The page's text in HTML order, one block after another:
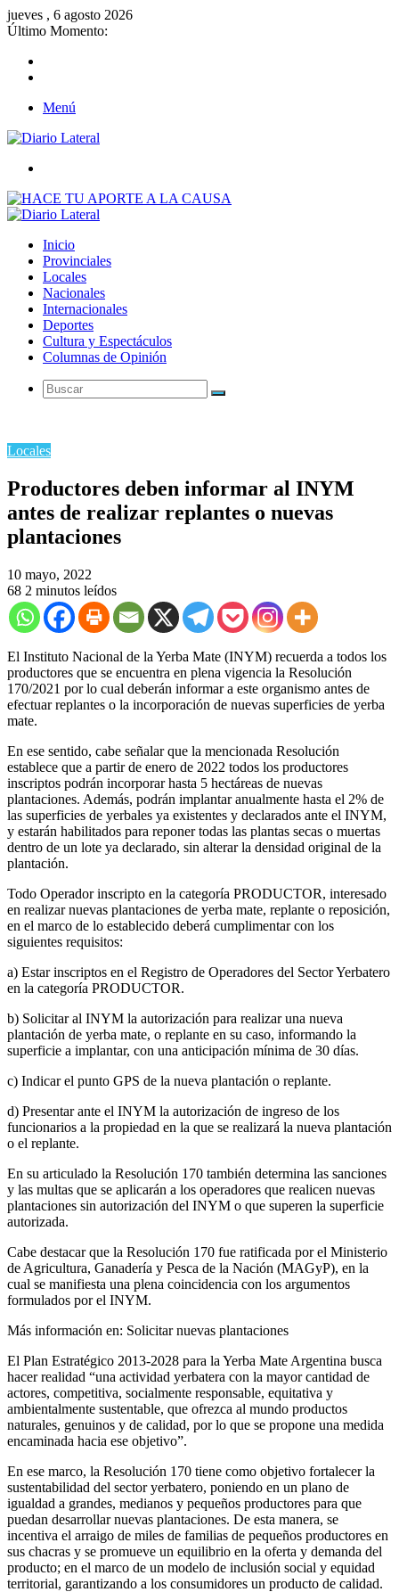
jueves , 6 agosto 2026
Último Momento:
Menú
Inicio
Provinciales
Locales
Nacionales
Internacionales
Deportes
Cultura y Espectáculos
Columnas de Opinión
Buscar
Locales
Productores deben informar al INYM
antes de realizar replantes o nuevas
plantaciones
10 mayo, 2022
68 2 minutos leídos
El Instituto Nacional de la Yerba Mate (INYM) recuerda a todos los
productores que se encuentra en plena vigencia la Resolución
170/2021 por lo cual deberán informar a este organismo antes de
efectuar replantes o la incorporación de nuevas superficies de yerba
mate.
En ese sentido, cabe señalar que la mencionada Resolución
establece que a partir de enero de 2022 todos los productores
inscriptos podrán incorporar hasta 5 hectáreas de nuevas
plantaciones. Además, podrán implantar anualmente hasta el 2% de
las superficies de yerbales ya existentes y declarados ante el INYM,
y estarán habilitados para reponer todas las plantas secas o muertas
dentro de un lote ya declarado, sin alterar la densidad original de la
plantación.
Todo Operador inscripto en la categoría PRODUCTOR, interesado
en realizar nuevas plantaciones de yerba mate, replante o reposición,
en el marco de lo establecido deberá cumplimentar con los
siguientes requisitos:
a) Estar inscriptos en el Registro de Operadores del Sector Yerbatero
en la categoría PRODUCTOR.
b) Solicitar al INYM la autorización para realizar una nueva
plantación de yerba mate, o replante en su caso, informando la
superficie a implantar, con una anticipación mínima de 30 días.
c) Indicar el punto GPS de la nueva plantación o replante.
d) Presentar ante el INYM la autorización de ingreso de los
funcionarios a la propiedad en la que se realizará la nueva plantación
o el replante.
En su articulado la Resolución 170 también determina las sanciones
y las multas que se aplicarán a los operadores que realicen nuevas
plantaciones sin autorización del INYM o que superen la superficie
autorizada.
Cabe destacar que la Resolución 170 fue ratificada por el Ministerio
de Agricultura, Ganadería y Pesca de la Nación (MAGyP), en la
cual se manifiesta una plena coincidencia con los argumentos
formulados por el INYM.
Más información en: Solicitar nuevas plantaciones
El Plan Estratégico 2013-2028 para la Yerba Mate Argentina busca
hacer realidad “una actividad yerbatera con la mayor cantidad de
actores, competitiva, socialmente responsable, equitativa y
ambientalmente sustentable, que ofrezca al mundo productos
naturales, genuinos y de calidad, por lo que se propone una medida
encaminada hacia ese objetivo”.
En ese marco, la Resolución 170 tiene como objetivo fortalecer la
sustentabilidad del sector yerbatero, poniendo en un plano de
igualdad a grandes, medianos y pequeños productores para que
puedan desarrollar nuevas plantaciones. De esta manera, se
incentiva el arraigo de miles de familias de pequeños productores en
sus chacras y se promueve un equilibrio en la oferta y demanda del
producto; en el marco de un modelo de inclusión social y equidad
territorial, garantizando a los consumidores un producto de calidad.